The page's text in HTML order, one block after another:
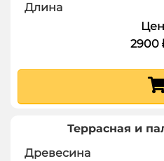
Длина
2900
Террасная и
Древесина